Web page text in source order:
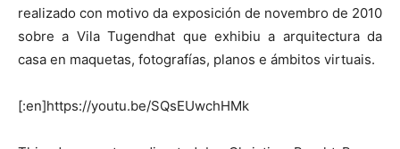
realizado con motivo da exposición de novembro de 2010
sobre a Vila Tugendhat que exhibiu a arquitectura da
casa en maquetas, fotografías, planos e ámbitos virtuais.
[:en]https://youtu.be/SQsEUwchHMk